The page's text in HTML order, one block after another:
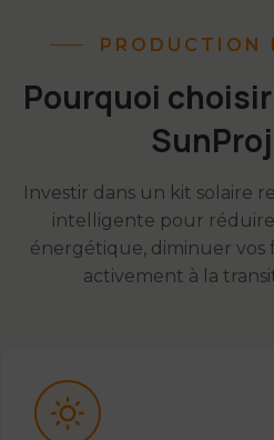
PRODUCTION
Pourquoi
Investir dans un kit solaire
intelligente pour
énergétique, diminuer
activement à la